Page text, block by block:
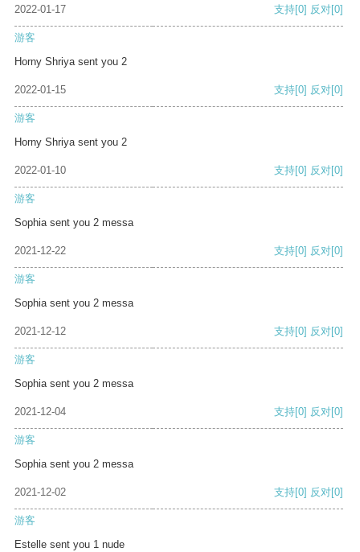
2022-01-17 支持[0] 反对[0]
游客
Horny Shriya sent you 2
2022-01-15 支持[0] 反对[0]
游客
Horny Shriya sent you 2
2022-01-10 支持[0] 反对[0]
游客
Sophia sent you 2 messa
2021-12-22 支持[0] 反对[0]
游客
Sophia sent you 2 messa
2021-12-12 支持[0] 反对[0]
游客
Sophia sent you 2 messa
2021-12-04 支持[0] 反对[0]
游客
Sophia sent you 2 messa
2021-12-02 支持[0] 反对[0]
游客
Estelle sent you 1 nude